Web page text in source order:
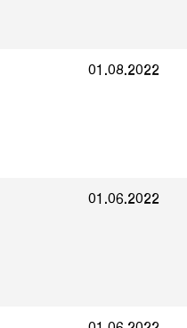
01.08.2022
01.06.2022